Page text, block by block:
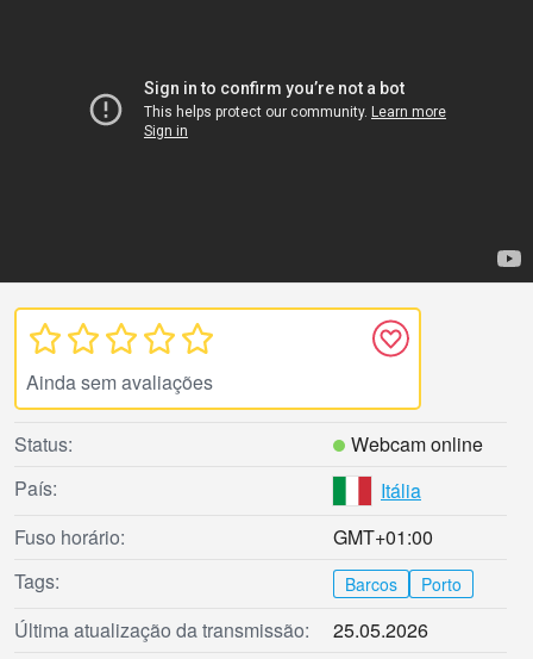
Ainda sem avaliações
Status:
Webcam online
País:
Itália
Fuso horário:
GMT+01:00
Tags:
Barcos Porto
Última atualização da transmissão:
25.05.2026